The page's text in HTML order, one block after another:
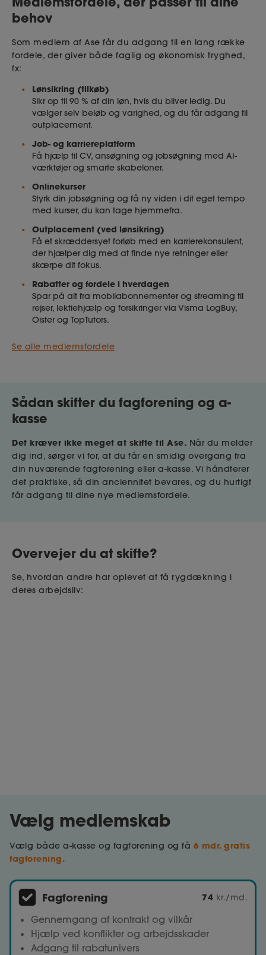
behov
Som medlem af Ase får du adgang til en lang række
fordele, der giver både faglig og økonomisk tryghed,
fx:
Lønsikring (tilkøb)
Sikr op til 90 % af din løn, hvis du bliver ledig. Du
vælger selv beløb og varighed, og du får adgang til
outplacement.
Job- og karriereplatform
Få hjælp til CV, ansøgning og jobsøgning med AI-
værktøjer og smarte skabeloner.
Onlinekurser
Styrk din jobsøgning og få ny viden i dit eget tempo
med kurser, du kan tage hjemmefra.
Outplacement (ved lønsikring)
Få et skræddersyet forløb med en karrierekonsulent,
der hjælper dig med at finde nye retninger eller
skærpe dit fokus.
Rabatter og fordele i hverdagen
Spar på alt fra mobilabonnementer og streaming til
rejser, lektiehjælp og forsikringer via Visma LogBuy,
Oister og TopTutors.
Se alle medlemsfordele
Sådan skifter du fagforening og a-
kasse
Det kræver ikke meget at skifte til Ase. Når du melder
dig ind, sørger vi for, at du får en smidig overgang fra
din nuværende fagforening eller a-kasse. Vi håndterer
det praktiske, så din anciennitet bevares, og du hurtigt
får adgang til dine nye medlemsfordele.
Overvejer du at skifte?
Se, hvordan andre har oplevet at få rygdækning i
deres arbejdsliv:
Vælg medlemskab
Vælg både a-kasse og fagforening og få 6 mdr. gratis
fagforening.
Fagforening 74 kr./md.
Gennemgang af kontrakt og vilkår
Hjælp ved konflikter og arbejdsskader
Adgang til rabatunivers